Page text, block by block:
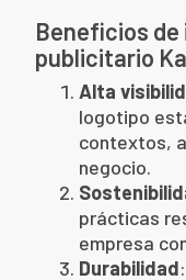
Beneficios
publicitario
Alta
logotipo
contextos,
negocio.
prácticas
empresa
Durabilidad